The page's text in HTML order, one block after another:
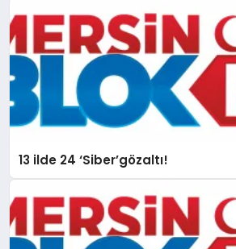
13 ilde 24 ‘Siber’gözaltı!